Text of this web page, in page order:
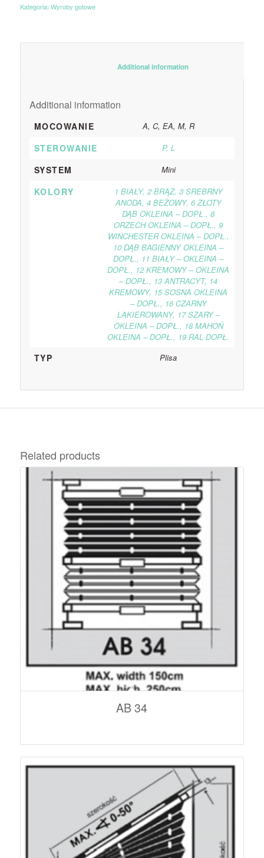
Kategoria: Wyroby gotowe
						Additional information
Additional information
MOCOWANIE A, C, EA, M, R
STEROWANIE P, L
SYSTEM Mini
KOLORY
1 BIAŁY, 2 BRĄZ, 3 SREBRNY
ANODA, 4 BEŻOWY, 6 ZŁOTY
DĄB OKLEINA – DOPŁ., 8
ORZECH OKLEINA – DOPŁ., 9
WINCHESTER OKLEINA – DOPŁ.,
10 DĄB BAGIENNY OKLEINA –
DOPŁ., 11 BIAŁY – OKLEINA –
DOPŁ., 12 KREMOWY – OKLEINA
– DOPŁ., 13 ANTRACYT, 14
KREMOWY, 15 SOSNA OKLEINA
– DOPŁ., 16 CZARNY
LAKIEROWANY, 17 SZARY –
OKLEINA – DOPŁ., 18 MAHOŃ
OKLEINA – DOPŁ., 19 RAL DOPŁ.
TYP Plisa
Related products
AB 34